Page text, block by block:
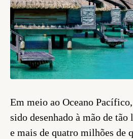
Em meio ao Oceano
sido desenhado à mão de
e mais de quatro milhões de